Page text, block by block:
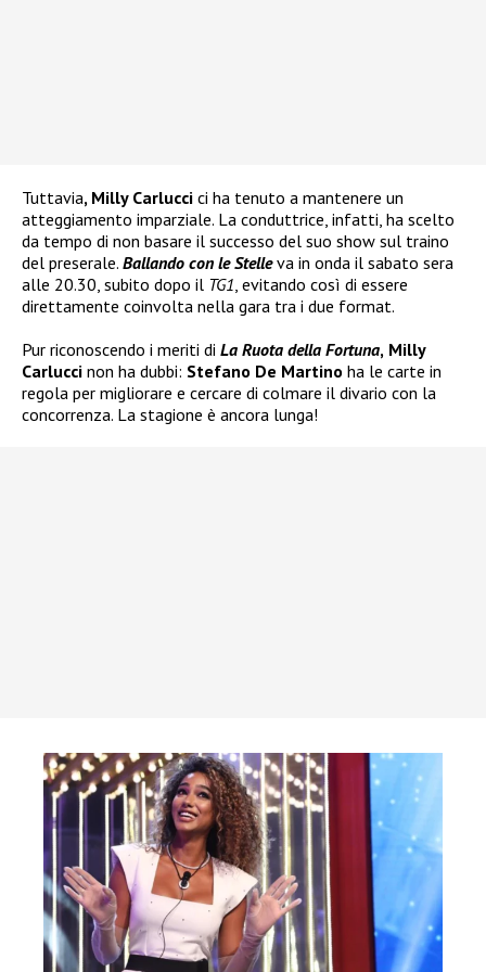
Tuttavia, Milly Carlucci ci ha tenuto a mantenere un
atteggiamento imparziale. La conduttrice, infatti, ha scelto
da tempo di non basare il successo del suo show sul traino
del preserale. Ballando con le Stelleva in onda il sabato sera
alle 20.30, subito dopo il TG1, evitando così di essere
direttamente coinvolta nella gara tra i due format.
Pur riconoscendo i meriti di La Ruota della Fortuna, Milly
Carlucci non ha dubbi: Stefano De Martino ha le carte in
regola per migliorare e cercare di colmare il divario con la
concorrenza. La stagione è ancora lunga!